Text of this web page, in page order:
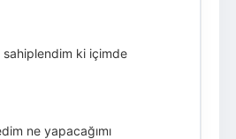
sahiplendim ki içimde
ne yapacağımı